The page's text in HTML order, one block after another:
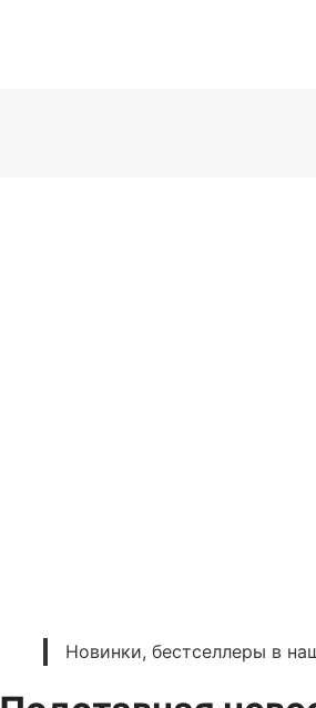
Новинки, бестселлеры в